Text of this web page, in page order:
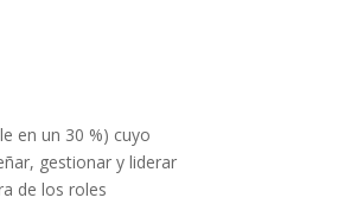
en un 30 %) cuyo
gestionar y liderar
de los roles